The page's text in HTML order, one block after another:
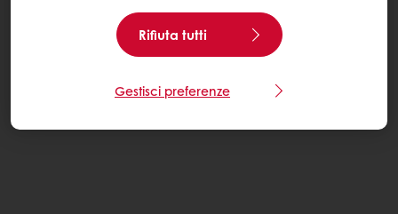
Rifiuta tutti
Gestisci preferenze